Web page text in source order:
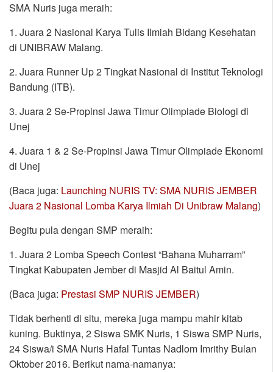
SMA Nuris juga meraih:
1. Juara 2 Nasional Karya Tulis Ilmiah Bidang Kesehatan
di UNIBRAW Malang.
2. Juara Runner Up 2 Tingkat Nasional di Institut Teknologi
Bandung (ITB).
3. Juara 2 Se-Propinsi Jawa Timur Olimpiade Biologi di
Unej
4. Juara 1 & 2 Se-Propinsi Jawa Timur Olimpiade Ekonomi
di Unej
(Baca juga: Launching NURIS TV: SMA NURIS JEMBER
Juara 2 Nasional Lomba Karya Ilmiah Di Unibraw Malang)
Begitu pula dengan SMP meraih:
1. Juara 2 Lomba Speech Contest “Bahana Muharram”
Tingkat Kabupaten Jember di Masjid Al Baitul Amin.
(Baca juga: Prestasi SMP NURIS JEMBER)
Tidak berhenti di situ, mereka juga mampu mahir kitab
kuning. Buktinya, 2 Siswa SMK Nuris, 1 Siswa SMP Nuris,
24 Siswa/i SMA Nuris Hafal Tuntas Nadlom Imrithy Bulan
Oktober 2016. Berikut nama-namanya: